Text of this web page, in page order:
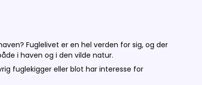
Fuglelivet er en hel verden for sig, og der
i haven og i den vilde natur.
fuglekigger eller blot har interesse for